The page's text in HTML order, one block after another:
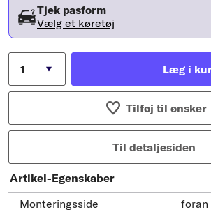
Tjek pasform
Vælg et køretøj
Læg i
Tilføj til ønsker
Til detaljesiden
Artikel-Egenskaber
Monteringsside
foran